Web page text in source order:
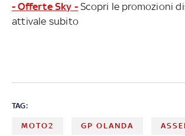
- Offerte Sky - Scopri le promozioni
attivale subito
TAG:
MOTO2 GP OLANDA